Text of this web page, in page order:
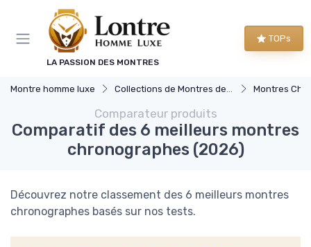
LA PASSION DES MONTRES
TOPs
Montre homme luxe Collections de Montres de Luxe Montres
Comparateur produits
Comparatif des 6 meilleurs montres
chronographes (2026)
Découvrez notre classement des 6 meilleurs montres
chronographes basés sur nos tests.
Panneau de gestion des cookies